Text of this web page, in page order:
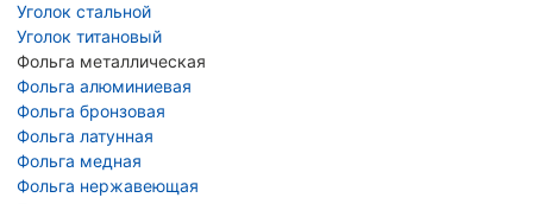
Уголок стальной
Уголок титановый
Фольга металлическая
Фольга алюминиевая
Фольга бронзовая
Фольга латунная
Фольга медная
Фольга нержавеющая